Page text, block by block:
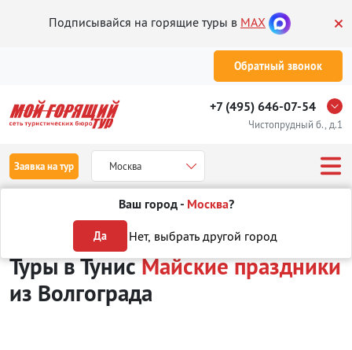
Подписывайся на горящие туры в MAX
Обратный звонок
+7 (495) 646-07-54
Чистопрудный б., д.1
Заявка на тур Москва
Ваш город - Москва?
Да Нет, выбрать другой город
Отдых в Тунисе Туры на Майские праздники
Туры в ТунисМайские праздники
из Волгограда